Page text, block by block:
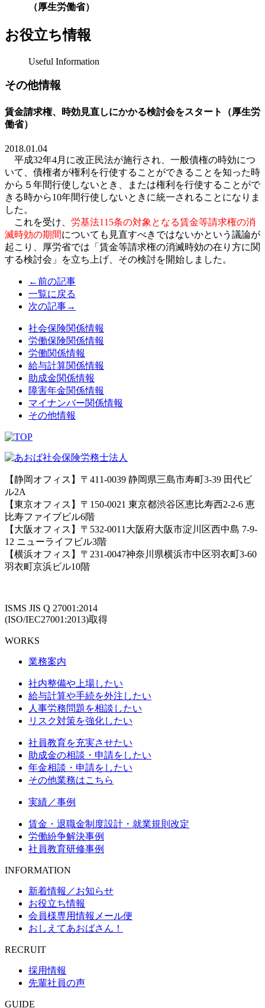
（厚生労働省）
お役立ち情報
Useful Information
その他情報
賃金請求権、時効見直しにかかる検討会をスタート（厚生労
働省）
2018.01.04
平成32年4月に改正民法が施行され、一般債権の時効につ
いて、債権者が権利を行使することができることを知った時
から５年間行使しないとき、または権利を行使することがで
きる時から10年間行使しないときに統一されることになりま
した。
これを受け、 労基法115条の対象となる賃金等請求権の消
滅時効の期間についても見直すべきではないかという議論が
起こり、厚労省では「賃金等請求権の消滅時効の在り方に関
する検討会」を立ち上げ、その検討を開始しました 。
←前の記事
一覧に戻る
次の記事→
社会保険関係情報
労働保険関係情報
労働関係情報
給与計算関係情報
助成金関係情報
障害年金関係情報
マイナンバー関係情報
その他情報
【静岡オフィス】〒411-0039 静岡県三島市寿町3-39 田代ビ
ル2A
【東京オフィス】〒150-0021 東京都渋谷区恵比寿西2-2-6 恵
比寿ファイブビル6階
【大阪オフィス】〒532-0011大阪府大阪市淀川区西中島 7-9-
12 ニューライフビル3階
【横浜オフィス】〒231-0047神奈川県横浜市中区羽衣町3-60
羽衣町京浜ビル10階
ISMS JIS Q 27001:2014
(ISO/IEC27001:2013)取得
WORKS
業務案内
社内整備や上場したい
給与計算や手続を外注したい
人事労務問題を相談したい
リスク対策を強化したい
社員教育を充実させたい
助成金の相談・申請をしたい
年金相談・申請をしたい
その他業務はこちら
実績／事例
賃金・退職金制度設計・就業規則改定
労働紛争解決事例
社員教育研修事例
INFORMATION
新着情報／お知らせ
お役立ち情報
会員様専用情報メール便
おしえてあおばさん！
RECRUIT
採用情報
先輩社員の声
GUIDE